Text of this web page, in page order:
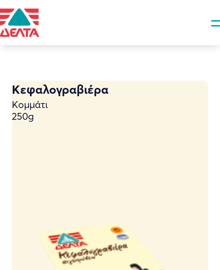
Κεφαλογραβιέρα
Kομμάτι
250g